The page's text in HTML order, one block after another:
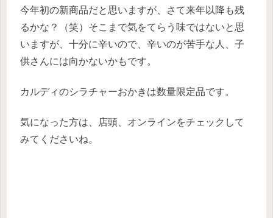
今年初の新商品だと思いますが、さて来年以降も残
るかな？（笑）そこまで気をてらう味ではないと思
いますが、十分に辛いので、辛いのが苦手な人、子
供さんには向かないかもです。
カルディのシラチャーおかきは数量限定品です。
気になった方は、店頭、オンラインをチェックして
みてくださいね。